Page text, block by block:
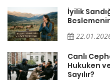
İyilik
Canlı
Hukuken
Sayılır?